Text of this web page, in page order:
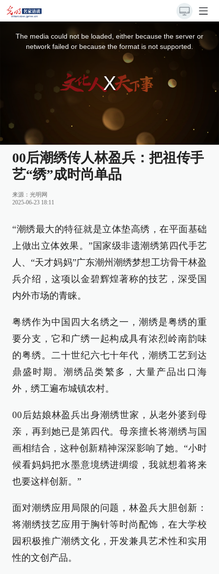
The media could not be loaded, either because the server or
network failed or because the format is not supported.
00后潮绣传人林盈兵：把祖传手
艺“绣”成时尚单品
来源： 光明网
2025-06-23 18:11
“潮绣最大的特征就是立体垫高绣，在平面基础
上做出立体效果。”国家级非遗潮绣第四代手艺
人、“天才妈妈”广东潮州潮绣梦想工坊骨干林盈
兵介绍，这项以金碧辉煌著称的技艺，深受国
内外市场的青睐。
粤绣作为中国四大名绣之一，潮绣是粤绣的重
要分支，它和广绣一起构成具有浓烈岭南韵味
的粤绣。二十世纪六七十年代，潮绣工艺到达
鼎盛时期。潮绣品类繁多，大量产品出口海
外，绣工遍布城镇农村。
00后姑娘林盈兵出身潮绣世家，从老外婆到母
亲，再到她已是第四代。母亲擅长将潮绣与国
画相结合，这种创新精神深深影响了她。“小时
候看妈妈把水墨意境绣进绸缎，我就想着将来
也要这样创新。”
面对潮绣应用局限的问题，林盈兵大胆创新：
将潮绣技艺应用于胸针等时尚配饰，在大学校
园积极推广潮绣文化，开发兼具艺术性和实用
性的文创产品。